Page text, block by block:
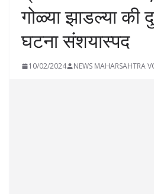
गोळ्या झाडल्या की
घटना संशयास्पद
10/02/2024 NEWS MAHARSAHTRA